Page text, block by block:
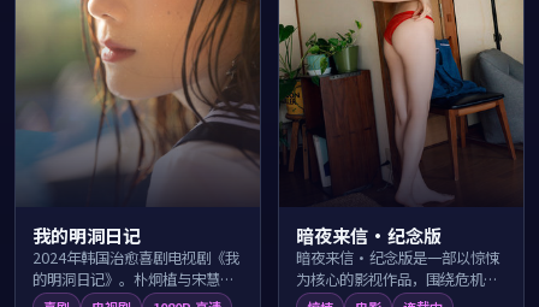
我的明洞日记
2024年韩国治愈喜剧电视剧《我
的明洞日记》。朴炯植与宋慧乔
在北村韩屋村的日常生活里上演
暗夜来信·纪念版
暗夜来信·纪念版是一部以惊悚
为核心的影视作品，围绕危机、
反转与人物成长展开，整体节奏